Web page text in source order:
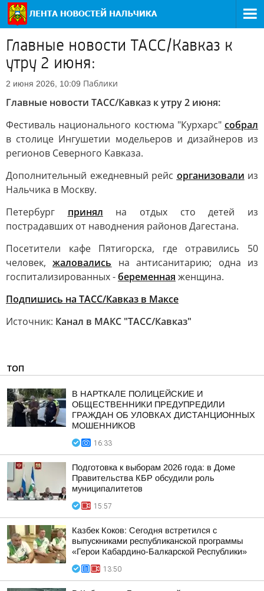
Главные новости ТАСС/Кавказ к
утру 2 июня:
2 июня 2026, 10:09 Паблики
Главные новости ТАСС/Кавказ к утру 2 июня:
Фестиваль национального костюма "Курхарс" собрал
в столице Ингушетии модельеров и дизайнеров из
регионов Северного Кавказа.
Дополнительный ежедневный рейс организовали из
Нальчика в Москву.
Петербург принял на отдых сто детей из
пострадавших от наводнения районов Дагестана.
Посетители кафе Пятигорска, где отравились 50
человек,жаловались на антисанитарию; одна из
госпитализированных -беременная женщина.
Подпишись на ТАСС/Кавказ в Максе
Источник: Канал в МАКС "ТАСС/Кавказ"
ТОП
В НАРТКАЛЕ ПОЛИЦЕЙСКИЕ И
ОБЩЕСТВЕННИКИ ПРЕДУПРЕДИЛИ
ГРАЖДАН ОБ УЛОВКАХ ДИСТАНЦИОННЫХ
МОШЕННИКОВ
16:33
Подготовка к выборам 2026 года: в Доме
Правительства КБР обсудили роль
муниципалитетов
15:57
Казбек Коков: Сегодня встретился с
выпускниками республиканской программы
«Герои Кабардино-Балкарской Республики»
13:50